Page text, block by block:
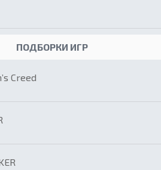
ПОДБОРКИ ИГР
Creed